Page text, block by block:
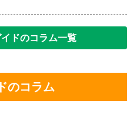
ドのコラム一覧
のコラム